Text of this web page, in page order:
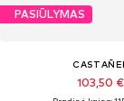
PASIŪLYMAS
103,50 €